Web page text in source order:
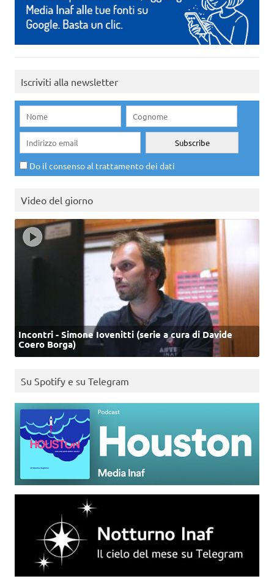
Iscriviti alla newsletter
Do il consenso al trattamento dei dati
Video del giorno
Incontri - Simone Iovenitti (serie a cura di Davide
Coero Borga)
Su Spotify e su Telegram